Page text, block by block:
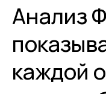
Анализ
каждой